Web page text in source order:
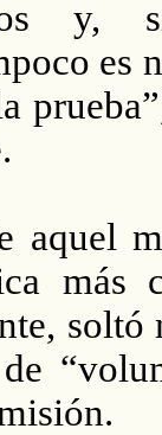
y,
es
aquel